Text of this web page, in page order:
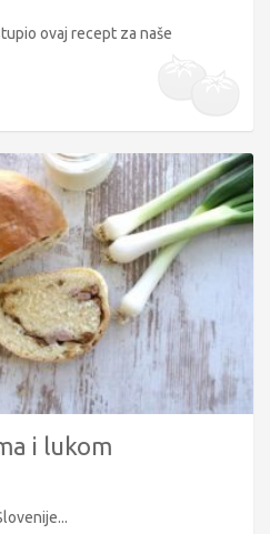
ovaj recept za naše
i lukom